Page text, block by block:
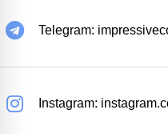
Telegram:
Instagram: